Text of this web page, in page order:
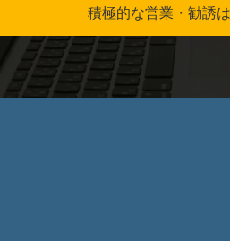
積極的な営業・勧誘